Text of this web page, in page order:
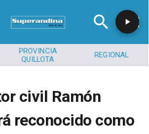
PROVINCIA
QUILLOTA
REGIONAL
civil Ramón
reconocido como